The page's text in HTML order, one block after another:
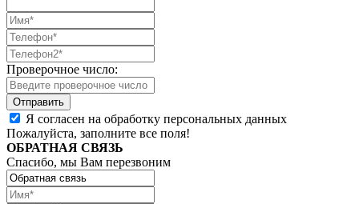
Проверочное число:
Я согласен на обработку персональных данных
Пожалуйста, заполните все поля!
ОБРАТНАЯ СВЯЗЬ
Спасибо, мы Вам перезвоним